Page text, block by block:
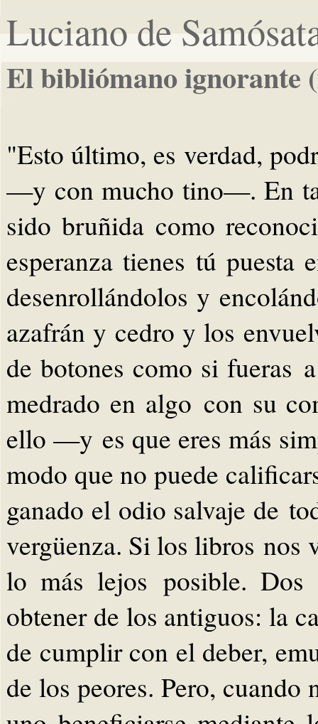
Luciano de
El bibliómano ignorante
"Esto último, es verdad,
—y con mucho tino—. En
sido bruñida como
esperanza tienes tú puesta
desenrollándolos y
azafrán y cedro y los
de botones como si fueras
medrado en algo con su
ello —y es que eres más
modo que no puede
ganado el odio salvaje de
vergüenza. Si los libros nos
lo más lejos posible. Dos
obtener de los antiguos: la
de cumplir con el deber,
de los peores. Pero,